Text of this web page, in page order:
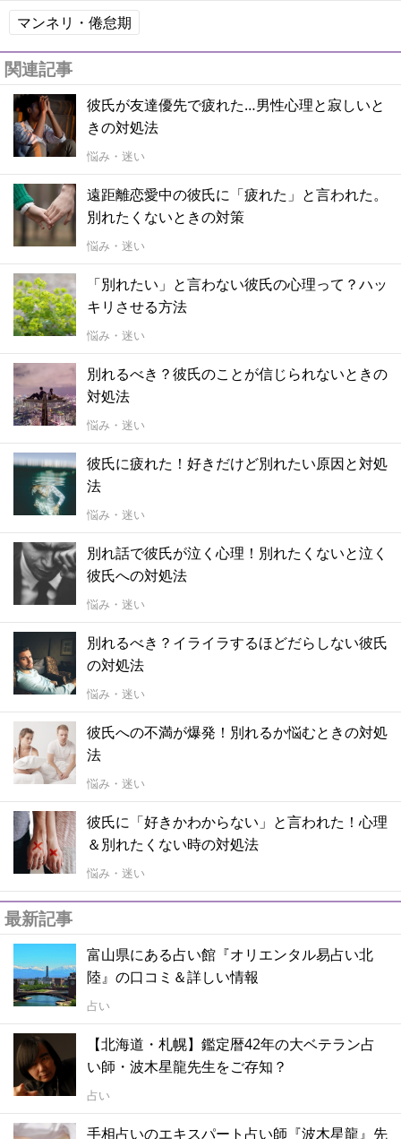
マンネリ・倦怠期
関連記事
彼氏が友達優先で疲れた…男性心理と寂しいと
きの対処法
悩み・迷い
遠距離恋愛中の彼氏に「疲れた」と言われた。
別れたくないときの対策
悩み・迷い
「別れたい」と言わない彼氏の心理って？ハッ
キリさせる方法
悩み・迷い
別れるべき？彼氏のことが信じられないときの
対処法
悩み・迷い
彼氏に疲れた！好きだけど別れたい原因と対処
法
悩み・迷い
別れ話で彼氏が泣く心理！別れたくないと泣く
彼氏への対処法
悩み・迷い
別れるべき？イライラするほどだらしない彼氏
の対処法
悩み・迷い
彼氏への不満が爆発！別れるか悩むときの対処
法
悩み・迷い
彼氏に「好きかわからない」と言われた！心理
＆別れたくない時の対処法
悩み・迷い
最新記事
富山県にある占い館『オリエンタル易占い北
陸』の口コミ＆詳しい情報
占い
【北海道・札幌】鑑定暦42年の大ベテラン占
い師・波木星龍先生をご存知？
占い
手相占いのエキスパート占い師『波木星龍』先